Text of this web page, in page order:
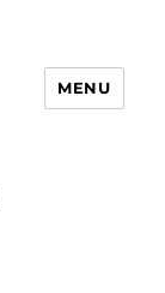
MENU